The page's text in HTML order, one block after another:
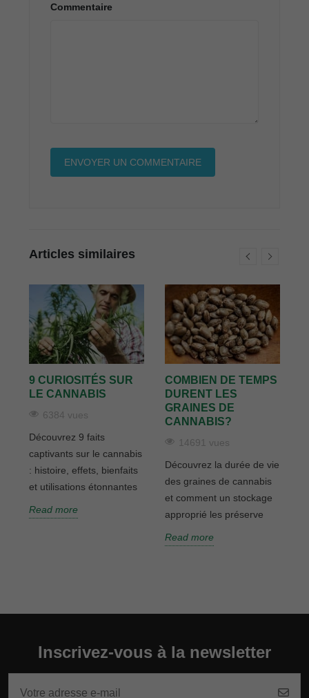
Commentaire
Articles similaires
9 CURIOSITÉS SUR
LE CANNABIS
6384 vues
Découvrez 9 faits
captivants sur le cannabis
: histoire, effets, bienfaits
et utilisations étonnantes
Read more
COMBIEN DE TEMPS
DURENT LES
GRAINES DE
CANNABIS?
14691 vues
Découvrez la durée de vie
des graines de cannabis
et comment un stockage
approprié les préserve
Read more
Inscrivez-vous à la newsletter